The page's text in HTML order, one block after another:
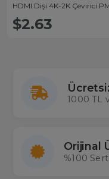
HDMI Dişi 4K-2K Çevirici
14030
$2.63
1000 TL
Orijinal
%100